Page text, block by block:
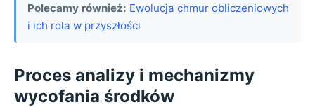
Polecamy również: Ewolucja chmur obliczeniowych
i ich rola w przyszłości
Proces analizy i mechanizmy
wycofania środków